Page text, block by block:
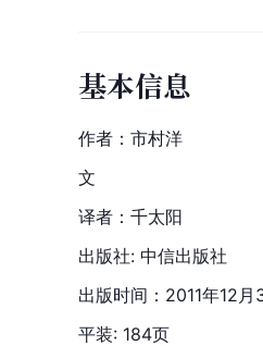
基本信息
作者：市村洋
文
译者：千太阳
出版社: 中信出版社
出版时间：2011年12月
平装: 184页